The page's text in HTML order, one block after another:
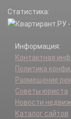
Статистика:
Информация:
Контактная
Политика
Размещение
Советы юриста
Новости
Каталог сайтов